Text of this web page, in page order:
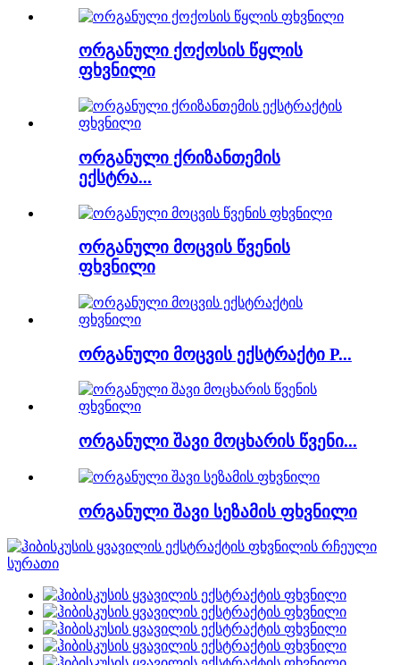
ორგანული ქოქოსის წყლის
ფხვნილი
ორგანული ქრიზანთემის
ექსტრა...
ორგანული მოცვის წვენის
ფხვნილი
ორგანული მოცვის ექსტრაქტი P...
ორგანული შავი მოცხარის წვენი...
ორგანული შავი სეზამის ფხვნილი